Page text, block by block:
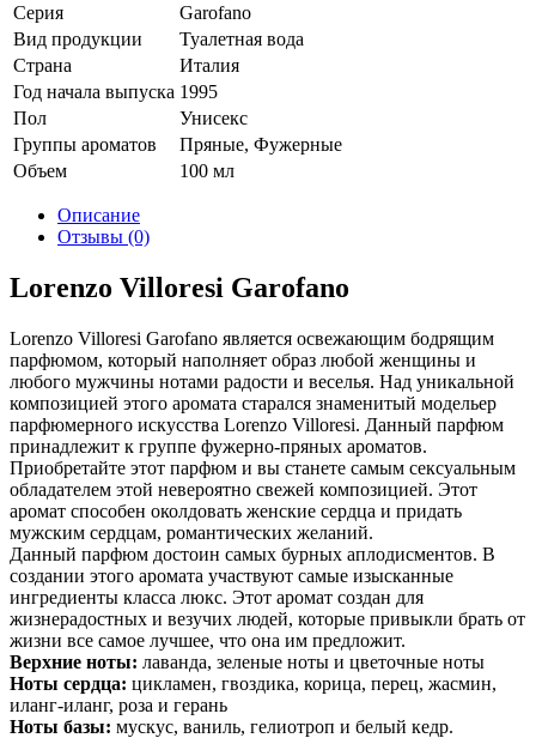
Серия
Garofano
Вид продукции
Туалетная вода
Страна
Италия
Год начала выпуска 1995
Пол
Унисекс
Группы ароматов
Пряные, Фужерные
Объем
100 мл
Описание
Отзывы (0)
Lorenzo Villoresi Garofano
Lorenzo Villoresi Garofano является освежающим бодрящим
парфюмом, который наполняет образ любой женщины и
любого мужчины нотами радости и веселья. Над уникальной
композицией этого аромата старался знаменитый модельер
парфюмерного искусства Lorenzo Villoresi. Данный парфюм
принадлежит к группе фужерно-пряных ароматов.
Приобретайте этот парфюм и вы станете самым сексуальным
обладателем этой невероятно свежей композицией. Этот
аромат способен околдовать женские сердца и придать
мужским сердцам, романтических желаний.
Данный парфюм достоин самых бурных аплодисментов. В
создании этого аромата участвуют самые изысканные
ингредиенты класса люкс. Этот аромат создан для
жизнерадостных и везучих людей, которые привыкли брать от
жизни все самое лучшее, что она им предложит.
Верхние ноты: лаванда, зеленые ноты и цветочные ноты
Ноты сердца: цикламен, гвоздика, корица, перец, жасмин,
иланг-иланг, роза и герань
Ноты базы: мускус, ваниль, гелиотроп и белый кедр.